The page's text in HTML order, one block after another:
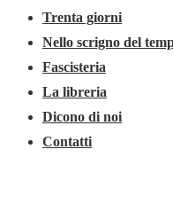
Trenta giorni
Nello scrigno del
Fascisteria
La libreria
Dicono di noi
Contatti